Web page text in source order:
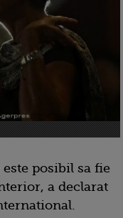
posibil sa fie
a declarat